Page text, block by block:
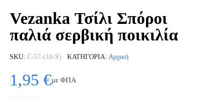
Vezanka Τσίλι Σπόροι
παλιά σερβική ποικιλία
SKU C-57-(10-S) ΚΑΤΗΓΟΡΊΑ Αρχική
1,95 €με ΦΠΑ